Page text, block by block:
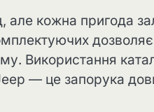
кожна пригода
дозволяє
Використання
— це запорука